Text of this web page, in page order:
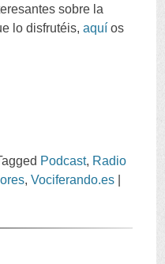
sobre la
lo disfrutéis,aquí os
Podcast, Radio
,Vociferando.es